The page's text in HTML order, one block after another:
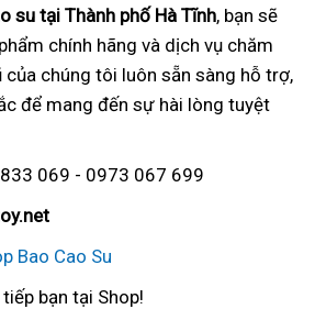
su tại Thành phố Hà Tĩnh, bạn sẽ
chính hãng và dịch vụ chăm
chúng tôi luôn sẵn sàng hỗ trợ,
để mang đến sự hài lòng tuyệt
069 - 0973 067 699
Bao Cao Su
bạn tại Shop!